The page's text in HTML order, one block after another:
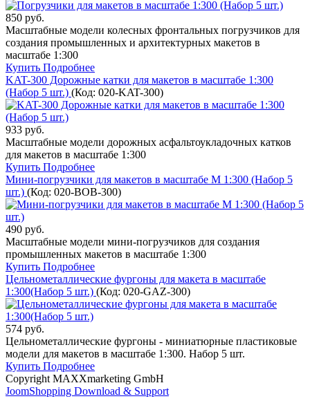
850 руб.
Масштабные модели колесных фронтальных погрузчиков для
создания промышленных и архитектурных макетов в
масштабе 1:300
Купить Подробнее
KAT-300 Дорожные катки для макетов в масштабе 1:300
(Набор 5 шт.) (Код: 020-KAT-300)
933 руб.
Масштабные модели дорожных асфальтоукладочных катков
для макетов в масштабе 1:300
Купить Подробнее
Мини-погрузчики для макетов в масштабе М 1:300 (Набор 5
шт.) (Код: 020-BOB-300)
490 руб.
Масштабные модели мини-погрузчиков для создания
промышленных макетов в масштабе 1:300
Купить Подробнее
Цельнометаллические фургоны для макета в масштабе
1:300(Набор 5 шт.) (Код: 020-GAZ-300)
574 руб.
Цельнометаллические фургоны - миниатюрные пластиковые
модели для макетов в масштабе 1:300. Набор 5 шт.
Купить Подробнее
Copyright MAXXmarketing GmbH
JoomShopping Download & Support